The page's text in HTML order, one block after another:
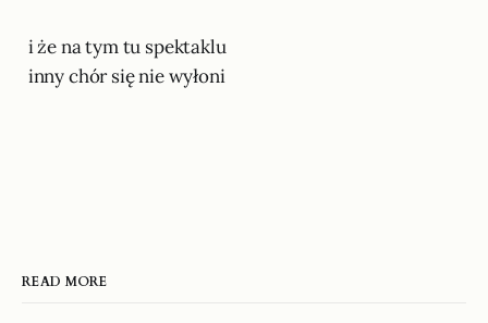
i że na tym tu spektaklu
inny chór się nie wyłoni
READ MORE